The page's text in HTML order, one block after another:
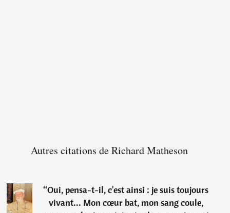
Autres citations de Richard Matheson
“Oui, pensa-t-il, c'est ainsi : je suis toujours
vivant... Mon cœur bat, mon sang coule,